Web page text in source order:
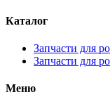
Каталог
Запчасти для
Запчасти для
Меню